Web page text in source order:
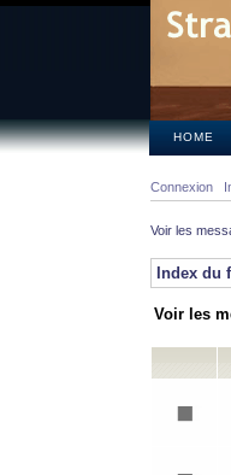
HOME
Connexion
Voir les
Index du
Voir les